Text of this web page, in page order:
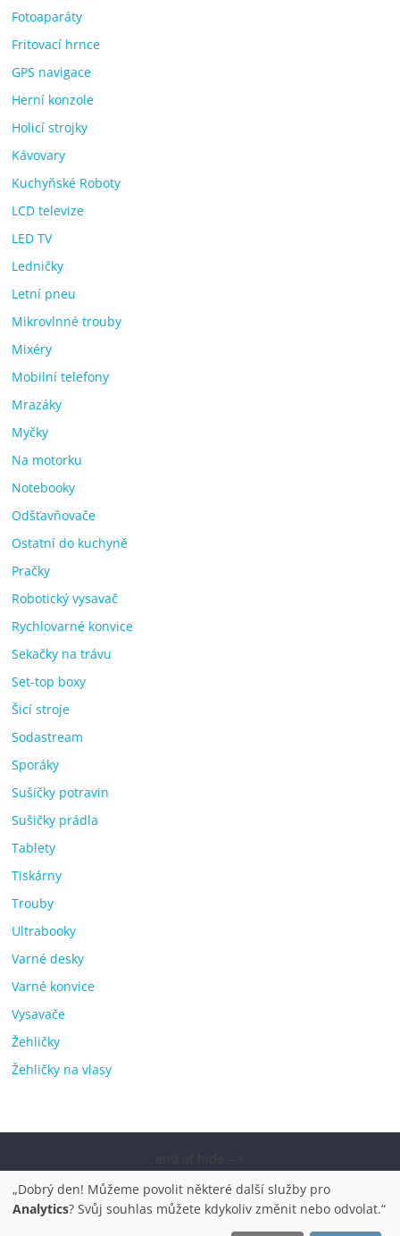
Fotoaparáty
Fritovací hrnce
GPS navigace
Herní konzole
Holicí strojky
Kávovary
Kuchyňské Roboty
LCD televize
LED TV
Ledničky
Letní pneu
Mikrovlnné trouby
Mixéry
Mobilní telefony
Mrazáky
Myčky
Na motorku
Notebooky
Odšťavňovače
Ostatní do kuchyně
Pračky
Robotický vysavač
Rychlovarné konvice
Sekačky na trávu
Set-top boxy
Šicí stroje
Sodastream
Sporáky
Sušičky potravin
Sušičky prádla
Tablety
Tiskárny
Trouby
Ultrabooky
Varné desky
Varné konvice
Vysavače
Žehličky
Žehličky na vlasy
pračky, televize, notebooky, mobilní telefony, kávovary,
bazény. Všechna práva vyhrazena.
„Dobrý den! Můžeme povolit některé další služby pro
Analytics? Svůj souhlas můžete kdykoliv změnit nebo odvolat.“